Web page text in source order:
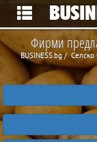
Фирми
BUSINESS.bg Селско